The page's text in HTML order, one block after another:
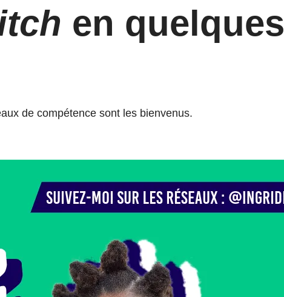
en quelques
de compétence sont les bienvenus.